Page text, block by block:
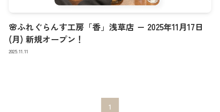
🌸ふれぐらんす工房「香」浅草店 － 2025年11月17日
(月) 新規オープン！
2025.11.11
1